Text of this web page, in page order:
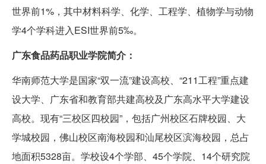
世界前1%，其中材料科学、化学、工程学、植物学与动物
学4个学科进入ESI世界前5‰。
广东食品药品职业学院简介：
华南师范大学是国家“双一流”建设高校、“211工程”重点建
设大学、广东省和教育部共建高校及广东高水平大学建设
高校。现有“三校区四校园”，包括广州校区石牌校园、大
学城校园，佛山校区南海校园和汕尾校区滨海校园，总占
地面积5328亩。学校设4个学部、45个学院、14个研究院